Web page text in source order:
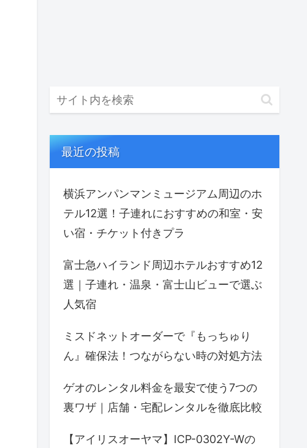
最近の投稿
横浜アンパンマンミュージアム周辺のホ
テル12選！子連れにおすすめの和室・安
い宿・チケット付きプラ
富士急ハイランド周辺ホテルおすすめ12
選｜子連れ・温泉・富士山ビューで選ぶ
人気宿
ミスドネットオーダーで『もっちゅり
ん』確保法！つながらない時の対処方法
ゲオのレンタル料金を最安で使う7つの
裏ワザ｜店舗・宅配レンタルを徹底比較
【アイリスオーヤマ】ICP-0302Y-Wの